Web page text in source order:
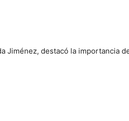
Jiménez, destacó la importancia